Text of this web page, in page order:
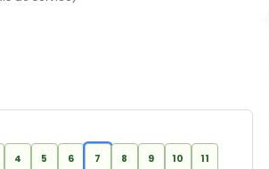
4 5 6 7 8 9 10 11